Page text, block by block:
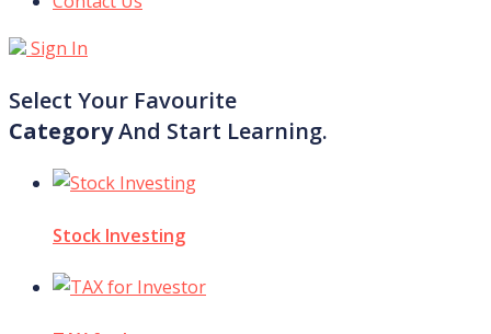
Sign In
Select Your Favourite
CategoryAnd Start Learning.
Stock Investing